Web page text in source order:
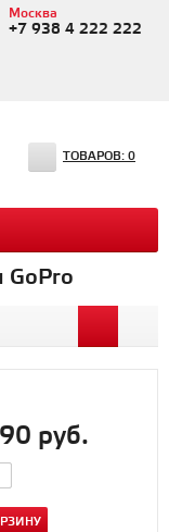
Москва
+7 938 4 222 222
ТОВАРОВ: 0
руб.